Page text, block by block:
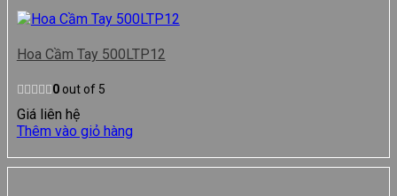
Hoa Cầm Tay 500LTP12
0out of 5
Giá liên hệ
Thêm vào giỏ hàng